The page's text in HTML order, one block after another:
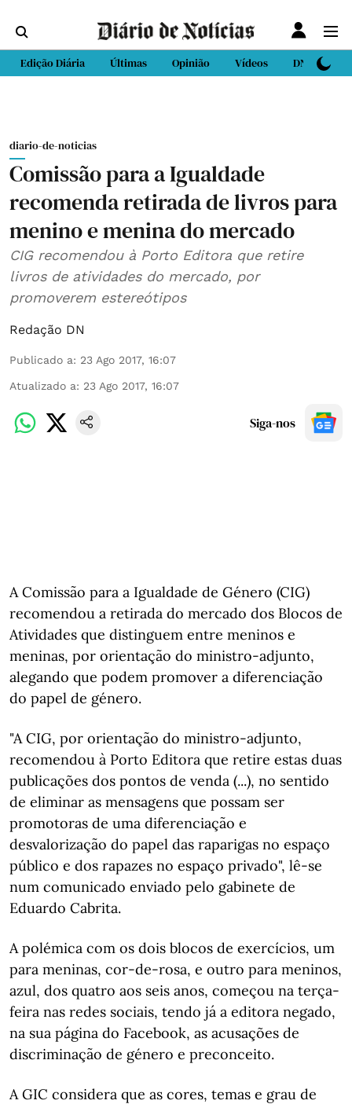
Edição Diária Últimas Opinião Vídeos DN Sport
diario-de-noticias
Comissão para a Igualdade
recomenda retirada de livros para
menino e menina do mercado
CIG recomendou à Porto Editora que retire
livros de atividades do mercado, por
promoverem estereótipos
Redação DN
Publicado a: 23 Ago 2017, 16:07
Atualizado a: 23 Ago 2017, 16:07
Siga-nos
A Comissão para a Igualdade de Género (CIG)
recomendou a retirada do mercado dos Blocos de
Atividades que distinguem entre meninos e
meninas, por orientação do ministro-adjunto,
alegando que podem promover a diferenciação
do papel de género.
"A CIG, por orientação do ministro-adjunto,
recomendou à Porto Editora que retire estas duas
publicações dos pontos de venda (...), no sentido
de eliminar as mensagens que possam ser
promotoras de uma diferenciação e
desvalorização do papel das raparigas no espaço
público e dos rapazes no espaço privado", lê-se
num comunicado enviado pelo gabinete de
Eduardo Cabrita.
A polémica com os dois blocos de exercícios, um
para meninas, cor-de-rosa, e outro para meninos,
azul, dos quatro aos seis anos, começou na terça-
feira nas redes sociais, tendo já a editora negado,
na sua página do Facebook, as acusações de
discriminação de género e preconceito.
A GIC considera que as cores, temas e grau de